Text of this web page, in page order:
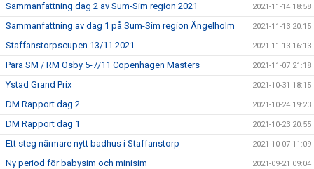
Sammanfattning dag 2 av Sum-Sim region 2021 2021-11-14 18:58
Sammanfattning av dag 1 på Sum-Sim region Ängelholm 2021-11-13 20:15
Staffanstorpscupen 13/11 2021 2021-11-13 16:13
Para SM / RM Osby 5-7/11 Copenhagen Masters 2021-11-07 21:18
Ystad Grand Prix 2021-10-31 18:15
DM Rapport dag 2 2021-10-24 19:23
DM Rapport dag 1 2021-10-23 20:55
Ett steg närmare nytt badhus i Staffanstorp 2021-10-07 11:09
Ny period för babysim och minisim 2021-09-21 09:04